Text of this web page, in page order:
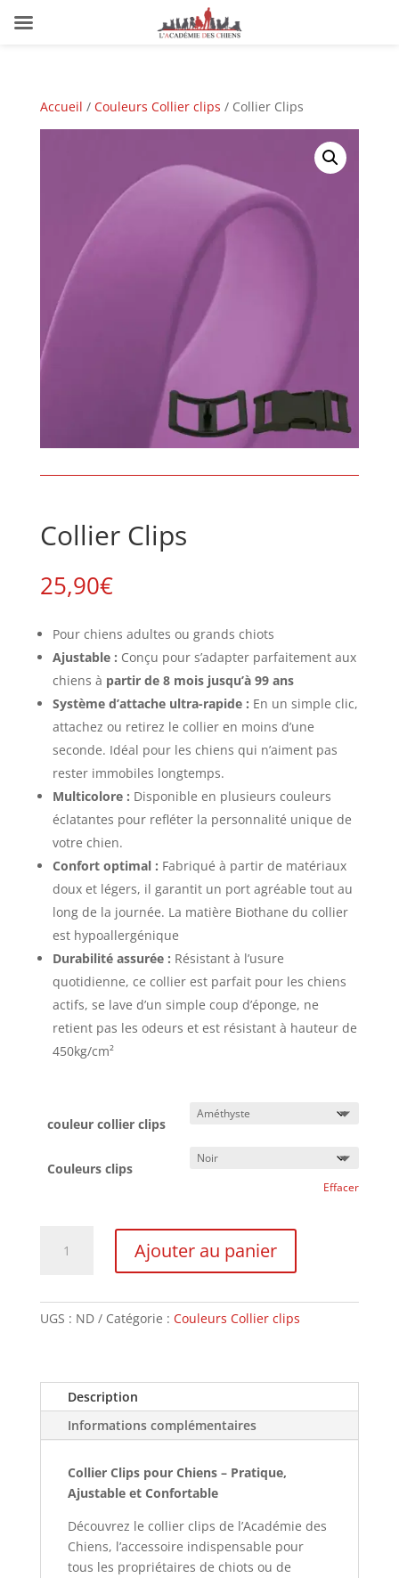
Accueil / Couleurs Collier clips / Collier Clips
Collier Clips
25,90€
Pour chiens adultes ou grands chiots
Ajustable : Conçu pour s’adapter parfaitement aux
chiens à partir de 8 mois jusqu’à 99 ans
Système d’attache ultra-rapide : En un simple clic,
attachez ou retirez le collier en moins d’une
seconde. Idéal pour les chiens qui n’aiment pas
rester immobiles longtemps.
Multicolore : Disponible en plusieurs couleurs
éclatantes pour refléter la personnalité unique de
votre chien.
Confort optimal : Fabriqué à partir de matériaux
doux et légers, il garantit un port agréable tout au
long de la journée. La matière Biothane du collier
est hypoallergénique
Durabilité assurée : Résistant à l’usure
quotidienne, ce collier est parfait pour les chiens
actifs, se lave d’un simple coup d’éponge, ne
retient pas les odeurs et est résistant à hauteur de
450kg/cm²
couleur collier clips
Couleurs clips
Effacer
Ajouter au panier
UGS : ND Catégorie : Couleurs Collier clips
Description
Informations complémentaires
Collier Clips pour Chiens – Pratique,
Ajustable et Confortable
Découvrez le collier clips de l’Académie des
Chiens, l’accessoire indispensable pour
tous les propriétaires de chiots ou de